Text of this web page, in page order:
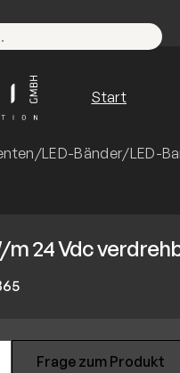
Start
/LED-Bänder/LED-
m 24 Vdc
Frage zum Produkt